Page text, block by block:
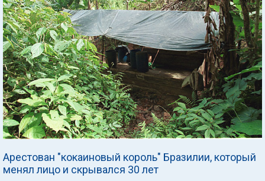
Арестован "кокаиновый король" Бразилии, который
менял лицо и скрывался 30 лет